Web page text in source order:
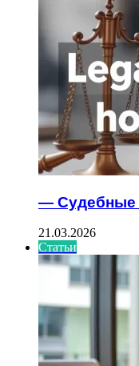
— Судебные
21.03.2026
Статьи